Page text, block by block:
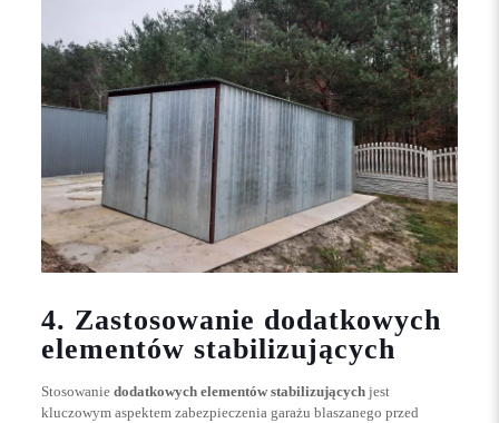
4. Zastosowanie dodatkowych
elementów stabilizujących
Stosowanie dodatkowych elementów stabilizującychjest
kluczowym aspektem zabezpieczenia garażu blaszanego przed